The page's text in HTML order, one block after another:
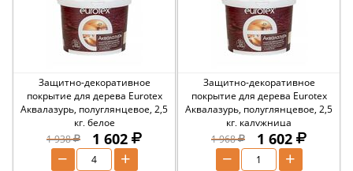
Защитно-декоративное
покрытие для дерева Eurotex
Аквалазурь, полуглянцевое, 2,5
кг, белое
1 938
1 602
+
−
Защитно-декоративное
покрытие для дерева Eurotex
Аквалазурь, полуглянцевое, 2,5
кг, калужница
1 968
1 602
+
−